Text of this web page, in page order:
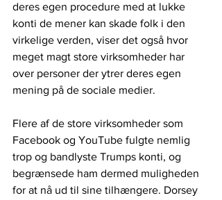
deres egen procedure med at lukke
konti de mener kan skade folk i den
virkelige verden, viser det også hvor
meget magt store virksomheder har
over personer der ytrer deres egen
mening på de sociale medier.
Flere af de store virksomheder som
Facebook og YouTube fulgte nemlig
trop og bandlyste Trumps konti, og
begrænsede ham dermed muligheden
for at nå ud til sine tilhængere. Dorsey